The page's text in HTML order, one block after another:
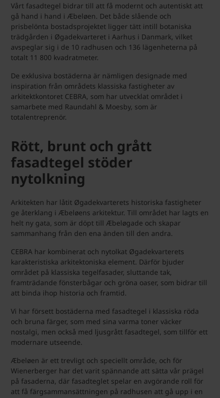
Vårt fasadtegel bidrar till att få modernt och autentiskt att
gå hand i hand i Æbeløen. Det både slående och
prisbelönta bostadsprojektet ligger tätt intill botaniska
trädgården i Øgadekvarteret i Aarhus i Danmark, vilket
avspeglar sig i de 10 radhusen och 136 lägenheterna på
totalt 11 800 kvadratmeter.
De exklusiva bostäderna är nämligen designade med
inspiration från områdets klassiska fastigheter av
arkitektkontoret CEBRA, som har utvecklat området i
samarbete med Raundahl & Moesby, som är
totalentreprenör.
Rött, brunt och grått
fasadtegel stöder
nytolkning
Arkitekten har låtit Øgadekvarterets historiska fastigheter
ge återklang i Æbeløens arkitektur. Till området har lagts en
helt ny gata, som är döpt till Æbeløgade och skapar
sammanhang från den ena änden till den andra.
CEBRA har kombinerat och nytolkat Øgadekvarterets
karakteristiska arkitektoniska element. Därför bjuder
området på klassiska tegelfasader, sluttande tak,
framträdande fönsterbågar och gröna oaser, som bidrar till
att binda ihop historia och framtid.
Vi har försett bostäderna med fasadtegel i klassiska röda
och bruna färger, som med sina varma toner väcker
nostalgi, men också med ljusgrått fasadtegel, som tillför ett
modernare utseende.
Æbeløen är ett trevligt och speciellt område, och för
Wienerberger har det varit spännande att sätta vår prägel
på fasaderna, där fasadteglet spelar en avgörande roll för
att få färgsammansättningen på radhusen att gå upp i en